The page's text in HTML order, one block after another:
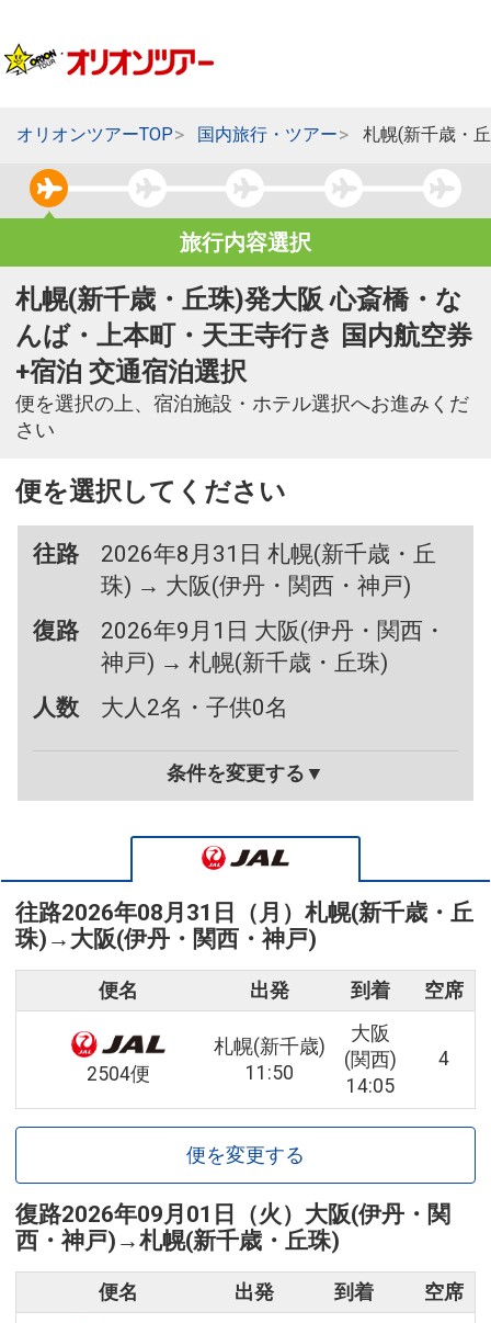
オリオンツアーTOP 国内旅行・ツアー 札幌(新千歳・
旅行内容選択
札幌(新千歳・丘珠)発大阪 心斎橋・な
んば・上本町・天王寺行き 国内航空券
+宿泊 交通宿泊選択
便を選択の上、宿泊施設・ホテル選択へお進みくだ
さい
便を選択してください
往路
2026年8月31日 札幌(新千歳・丘
珠) → 大阪(伊丹・関西・神戸)
復路
2026年9月1日 大阪(伊丹・関西・
神戸) → 札幌(新千歳・丘珠)
人数
大人2名・子供0名
条件を変更する▼
往路2026年08月31日（月） 札幌(新千歳・丘
珠) → 大阪(伊丹・関西・神戸)
便名 出発 到着 空席
2504便
札幌(新千歳)
11:50
大阪
(関西)
14:05
4
便を変更する
復路2026年09月01日（火） 大阪(伊丹・関
西・神戸) →札幌(新千歳・丘珠)
便名 出発 到着 空席